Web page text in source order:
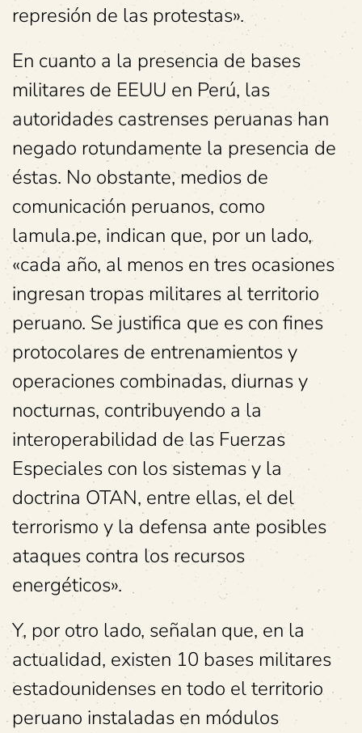
represión de las protestas».
En cuanto a la presencia de bases
militares de EEUU en Perú, las
autoridades castrenses peruanas han
negado rotundamente la presencia de
éstas. No obstante, medios de
comunicación peruanos, como
lamula.pe, indican que, por un lado,
«cada año, al menos en tres ocasiones
ingresan tropas militares al territorio
peruano. Se justifica que es con fines
protocolares de entrenamientos y
operaciones combinadas, diurnas y
nocturnas, contribuyendo a la
interoperabilidad de las Fuerzas
Especiales con los sistemas y la
doctrina OTAN, entre ellas, el del
terrorismo y la defensa ante posibles
ataques contra los recursos
energéticos».
Y, por otro lado, señalan que, en la
actualidad, existen 10 bases militares
estadounidenses en todo el territorio
peruano instaladas en módulos